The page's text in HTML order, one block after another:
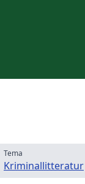
Tema
Kriminallitteratur